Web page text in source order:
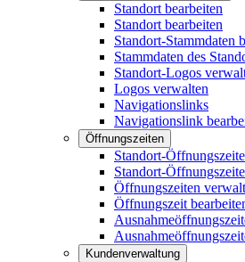
Standort bearbeiten
Standort bearbeiten
Standort-Stammdaten
Stammdaten des
Standort-Logos
Logos verwalten
Navigationslinks
Navigationslink
Öffnungszeiten
Standort-
Standort-
Öffnungszeiten
Öffnungszeit
Kundenverwaltung